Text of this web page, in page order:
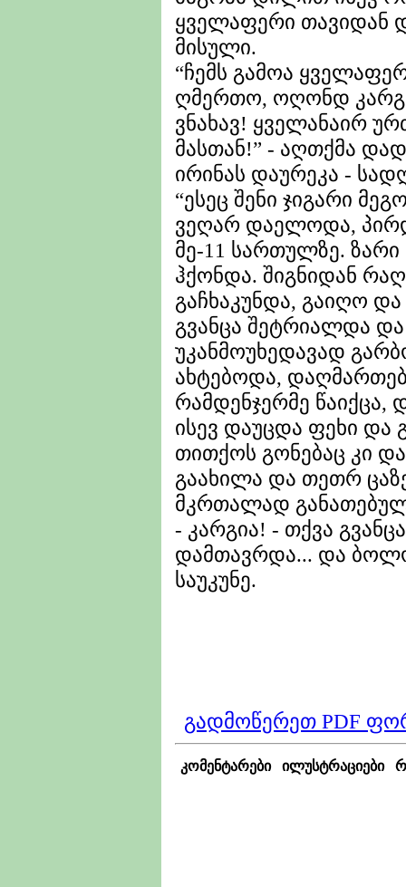
ყველაფერი თავიდან
მისული.
“ჩემს გამოა
ღმერთო, ოღონდ
ვნახავ! ყველანაირ
მასთან!” - აღთქმა
ირინას დაურეკა -
“ესეც შენი ჯიგარი
ვეღარ დაელოდა,
მე-11 სართულზე.
ჰქონდა. შიგნიდან
გაჩხაკუნდა, გაიღო
გვანცა შეტრიალდა და
უკანმოუხედავად
ახტებოდა,
რამდენჯერმე
ისევ დაუცდა ფეხი და
თითქოს გონებაც კი
გაახილა და თეთრ
მკრთალად
- კარგია! - თქვა
დამთავრდა... და
საუკუნე.
გადმოწერეთ PDF
კომენტარები ილუსტრაციები